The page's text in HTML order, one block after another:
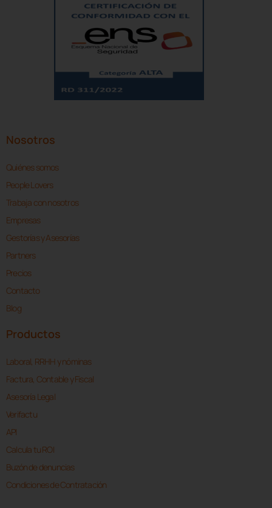
Nosotros
Quiénes somos
People Lovers
Trabaja con nosotros
Empresas
Gestorías y Asesorías
Partners
Precios
Contacto
Blog
Productos
Laboral, RRHH y nóminas
Factura, Contable y Fiscal
Asesoría Legal
Verifactu
API
Calcula tu ROI
Buzón de denuncias
Condiciones de Contratación